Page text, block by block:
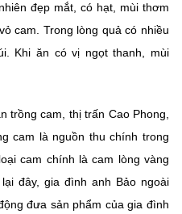
đẹp mắt, có hạt, mùi thơm
cam. Trong lòng quả có nhiều
Khi ăn có vị ngọt thanh, mùi
trồng cam, thị trấn Cao Phong,
cam là nguồn thu chính trong
cam chính là cam lòng vàng
đây, gia đình anh Bảo ngoài
đưa sản phẩm của gia đình